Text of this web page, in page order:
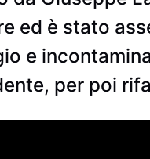
ed è stato
e
per poi